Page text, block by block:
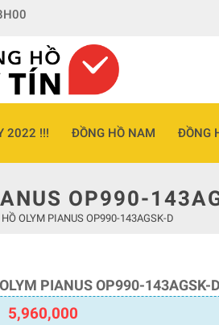
2022 !!! ĐỒNG HỒ NAM ĐỒNG
OP990-
OLYM PIANUS OP990-143AGSK-D
PIANUS OP990-143AGSK-
5,960,000